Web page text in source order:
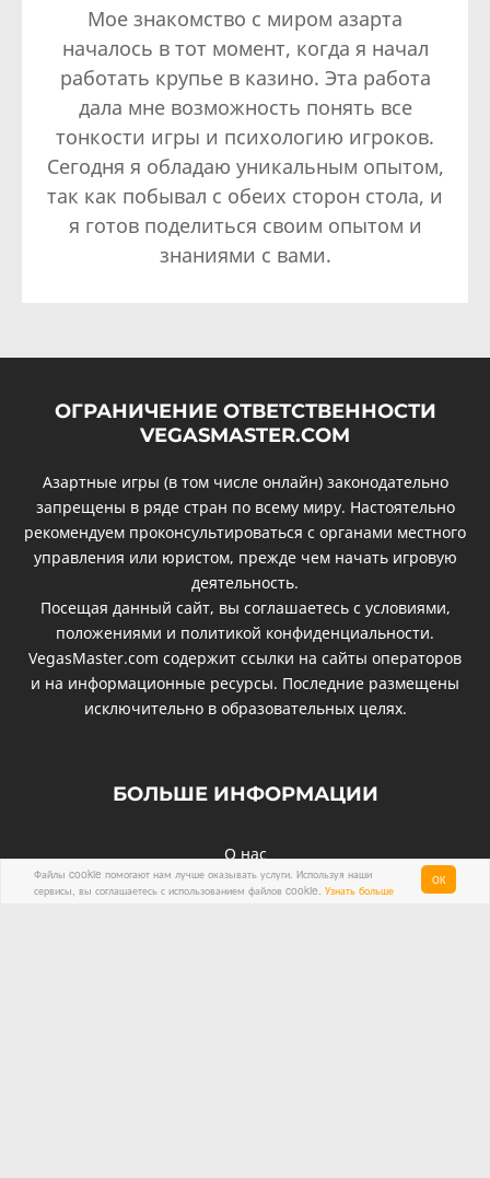
ОК
Файлы cookie помогают нам лучше оказывать услуги. Используя наши
сервисы, вы соглашаетесь с использованием файлов cookie. Узнать больше
Мое знакомство с миром азарта
началось в тот момент, когда я начал
работать крупье в казино. Эта работа
дала мне возможность понять все
тонкости игры и психологию игроков.
Сегодня я обладаю уникальным опытом,
так как побывал с обеих сторон стола, и
я готов поделиться своим опытом и
знаниями с вами.
ОГРАНИЧЕНИЕ ОТВЕТСТВЕННОСТИ
VEGASMASTER.COM
Азартные игры (в том числе онлайн) законодательно
запрещены в ряде стран по всему миру. Настоятельно
рекомендуем проконсультироваться с органами местного
управления или юристом, прежде чем начать игровую
деятельность.
Посещая данный сайт, вы соглашаетесь с условиями,
положениями и политикой конфиденциальности.
VegasMaster.com содержит ссылки на сайты операторов
и на информационные ресурсы. Последние размещены
исключительно в образовательных целях.
БОЛЬШЕ ИНФОРМАЦИИ
О нас
Контакты